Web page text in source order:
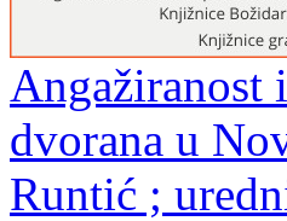
dvorana u
Runtić ;